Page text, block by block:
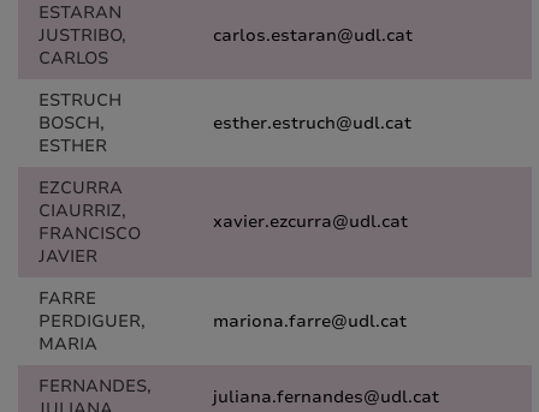
ESTARAN
JUSTRIBO,
CARLOS
carlos.estaran@udl.cat
ESTRUCH
BOSCH,
ESTHER
esther.estruch@udl.cat
EZCURRA
CIAURRIZ,
FRANCISCO
JAVIER
xavier.ezcurra@udl.cat
FARRE
PERDIGUER,
MARIA
mariona.farre@udl.cat
FERNANDES,
juliana.fernandes@udl.cat